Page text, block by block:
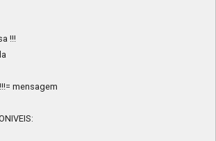
!!!
mensagem